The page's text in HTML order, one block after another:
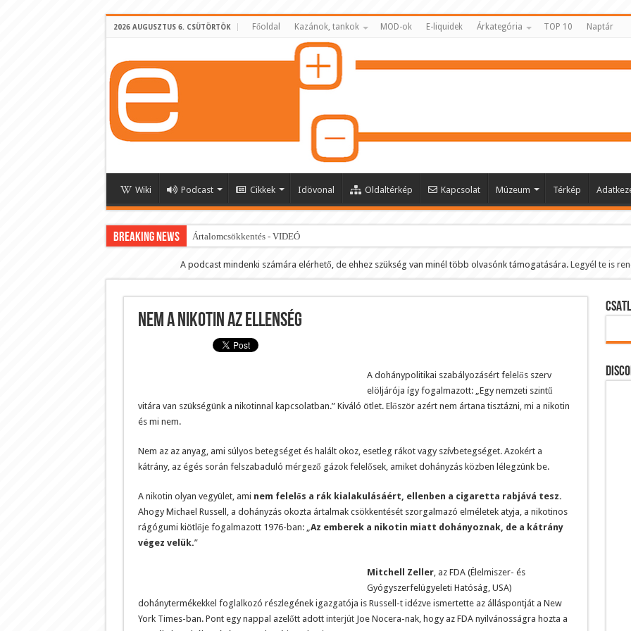
2026 AUGUSZTUS 6. CSÜTÖRTÖK Főoldal Kazánok, tankok MOD-ok E-liquidek Árkategória TOP 10 Naptár
Wiki Podcast Cikkek Idövonal Oldaltérkép Kapcsolat Múzeum Térkép
BREAKING NEWS Ártalomcsökkentés - VIDEÓ
E-cigi használati szokások 2.0
Android Podcast alkalmazás letöltése
A podcast mindenki számára elérhető, de ehhez szükség van minél több olvasónk támogatására. Legyél te is
Nem a nikotin az ellenség
A dohánypolitikai szabályozásért felelős szerv
elöljárója így fogalmazott: „Egy nemzeti szintű
vitára van szükségünk a nikotinnal kapcsolatban.” Kiváló ötlet. Először azért nem ártana tisztázni, mi a nikotin
és mi nem.
Nem az az anyag, ami súlyos betegséget és halált okoz, esetleg rákot vagy szívbetegséget. Azokért a
kátrány, az égés során felszabaduló mérgező gázok felelősek, amiket dohányzás közben lélegzünk be.
A nikotin olyan vegyület, ami nem felelős a rák kialakulásáért, ellenben a cigaretta rabjává tesz.
Ahogy Michael Russell, a dohányzás okozta ártalmak csökkentését szorgalmazó elméletek atyja, a nikotinos
rágógumi kiötlője fogalmazott 1976-ban: „ Az emberek a nikotin miatt dohányoznak, de a kátrány
végez velük.”
Mitchell Zeller, az FDA (Élelmiszer- és
Gyógyszerfelügyeleti Hatóság, USA)
dohánytermékekkel foglalkozó részlegének igazgatója is Russell-t idézve ismertette az álláspontját a New
York Times-ban. Pont egy nappal azelőtt adott interjútJoe Nocera-nak, hogy az FDA nyilvánosságra hozta a